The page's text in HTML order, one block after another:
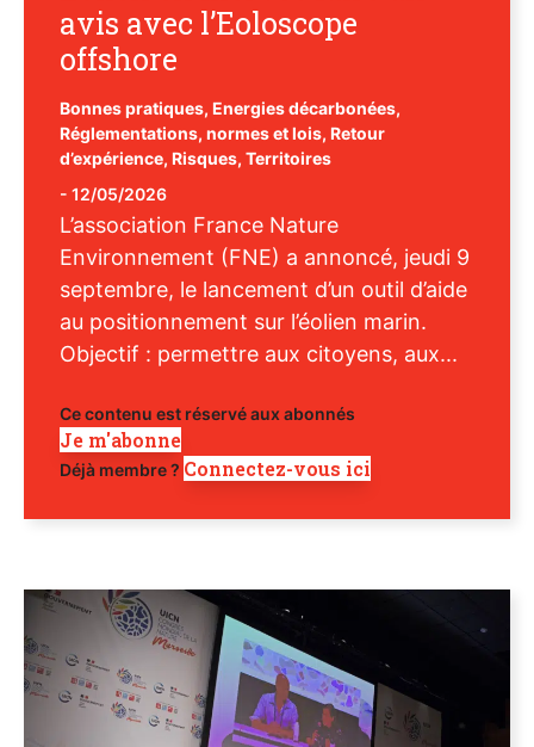
avis avec l’Eoloscope
offshore
Bonnes pratiques, Energies décarbonées,
Réglementations, normes et lois, Retour
d’expérience, Risques, Territoires
- 12/05/2026
L’association France Nature
Environnement (FNE) a annoncé, jeudi 9
septembre, le lancement d’un outil d’aide
au positionnement sur l’éolien marin.
Objectif : permettre aux citoyens, aux...
Ce contenu est réservé aux abonnés
Je m'abonne
Déjà membre ? Connectez-vous ici